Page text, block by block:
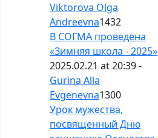
Viktorova Olga
Andreevna1432
В СОГМА проведена
«Зимняя школа - 2025»
2025.02.21 at 20:39 -
Gurina Alla
Evgenevna1300
Урок мужества,
посвященный Дню